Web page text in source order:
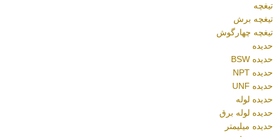
تیغچه
تیغچه برش
تیغچه چهارگوش
حدیده
حدیده BSW
حدیده NPT
حدیده UNF
حدیده لوله
حدیده لوله برق
حدیده میلیمتر